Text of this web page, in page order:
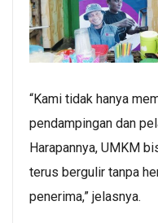
“Kami tidak hanya
pendampingan dan
Harapannya, UMKM
terus bergulir tanpa
penerima,” jelasnya.